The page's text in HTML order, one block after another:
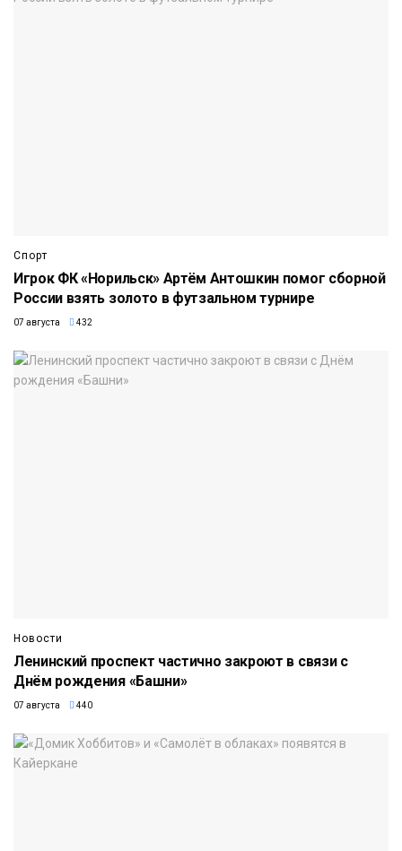
Спорт
Игрок ФК «Норильск» Артём Антошкин помог сборной
России взять золото в футзальном турнире
07 августа 432
Новости
Ленинский проспект частично закроют в связи с
Днём рождения «Башни»
07 августа 440